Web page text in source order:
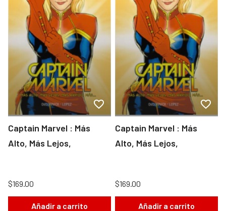
Captain Marvel : Más
Alto, Más Lejos,
$169.00
Añadir a carrito
Captain Marvel : Más
Alto, Más Lejos,
$169.00
Añadir a carrito